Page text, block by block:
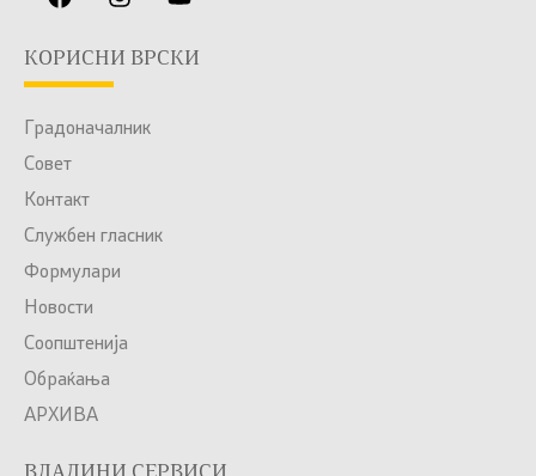
КОРИСНИ ВРСКИ
Градоначалник
Совет
Контакт
Службен гласник
Формулари
Новости
Соопштенија
Обраќања
АРХИВА